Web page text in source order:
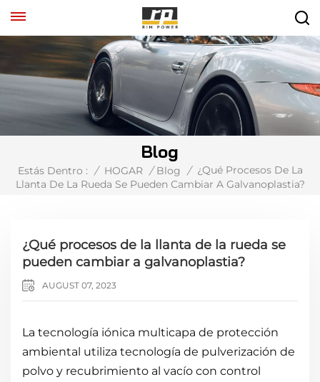
Blog
Estás Dentro : / HOGAR / Blog / ¿Qué Procesos De La
Llanta De La Rueda Se Pueden Cambiar A Galvanoplastia?
¿Qué procesos de la llanta de la rueda se
pueden cambiar a galvanoplastia?
AUGUST 07, 2023
La tecnología iónica multicapa de protección
ambiental utiliza tecnología de pulverización de
polvo y recubrimiento al vacío con control